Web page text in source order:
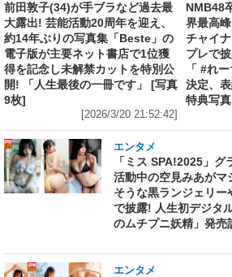
前田敦子(34)が手ブラなど過去最
大露出! 芸能活動20周年を迎え、
約14年ぶりの写真集「Beste」の
電子版が主要ネット書店で1位獲
得を記念し未解禁カットを特別公
開! 「人生最後の一冊です」 [写真
9枚]
[2026/3/20 21:52:42]
NMB48
界最高
チャイ
プレで
「 #れ
決定、
特典写
エンタメ
「ミス SPA!2025」
活動中の空見みあがマ
そうな黒ランジェリ
で披露! 人生初デジタ
のムチプニ妖精」発売
エンタメ